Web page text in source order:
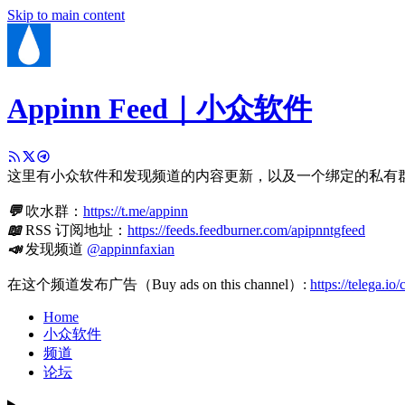
Skip to main content
Appinn Feed｜小众软件
这里有小众软件和发现频道的内容更新，以及一个绑定的私有
💬吹水群： https://t.me/appinn
📖RSS 订阅地址： https://feeds.feedburner.com/apipnntgfeed
📣发现频道 @appinnfaxian
在这个频道发布广告（Buy ads on this channel）: https://telega.io/
Home
小众软件
频道
论坛